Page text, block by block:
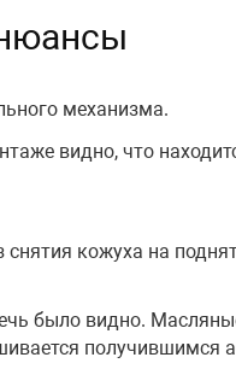
механизма.
видно, что
кожуха на
было видно.
получившимся